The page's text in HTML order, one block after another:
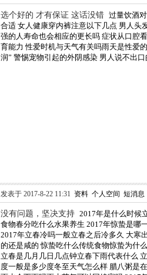
选个好的 才有保证 这话没错 过量饮酒
合适 女人健康穿内裤注意以下几点 男人头
强的人寿命也会相应的更长吗 症状从口腔
育能力 性爱时机与天气有关吗雨天是性爱
润” 警惕宠物引起的外阴感染 男人说不出
发表于 2017-8-22 11:31 资料 个人空间 短消息
没有问题，坚决支持 2017年是什么时候
食物春分吃什么水果养生 2017年惊蛰是哪
2017年立春冷吗一般立春之后冷多久 大寒
的还是咸的 惊蛰吃什么传统食物惊蛰为什
立春是几月几日几点钟立春下雨代表什么
度一般是多少度冬至天气怎么样 腊八粥是